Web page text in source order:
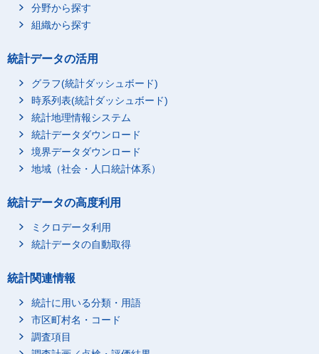
分野から探す
組織から探す
統計データの活用
グラフ(統計ダッシュボード)
時系列表(統計ダッシュボード)
統計地理情報システム
統計データダウンロード
境界データダウンロード
地域（社会・人口統計体系）
統計データの高度利用
ミクロデータ利用
統計データの自動取得
統計関連情報
統計に用いる分類・用語
市区町村名・コード
調査項目